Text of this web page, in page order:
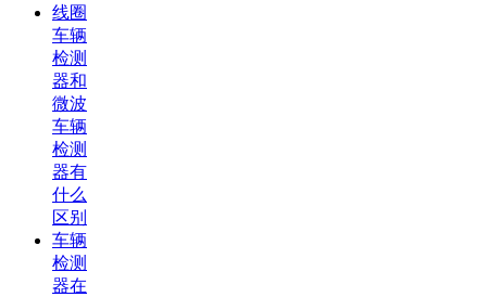
线圈
车辆
检测
器和
微波
车辆
检测
器有
什么
区别
车辆
检测
器在